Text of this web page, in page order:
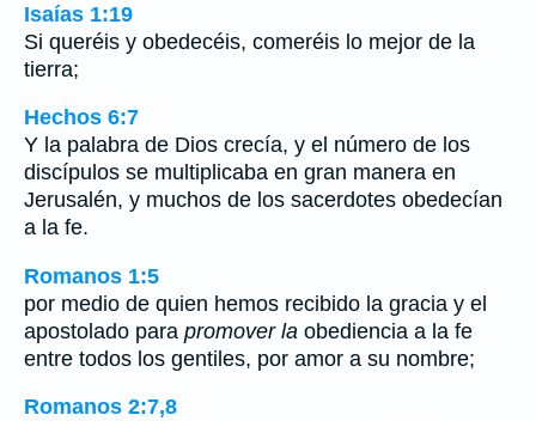
Isaías 1:19
Si queréis y obedecéis, comeréis lo mejor de la
tierra;
Hechos 6:7
Y la palabra de Dios crecía, y el número de los
discípulos se multiplicaba en gran manera en
Jerusalén, y muchos de los sacerdotes obedecían
a la fe.
Romanos 1:5
por medio de quien hemos recibido la gracia y el
apostolado para promover la obediencia a la fe
entre todos los gentiles, por amor a su nombre;
Romanos 2:7,8